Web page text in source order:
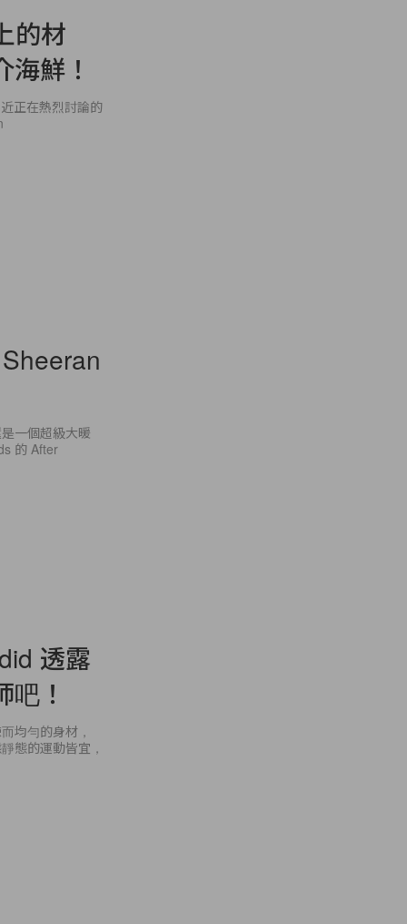
的材
鮮！
正在熱烈討論的
一個超級大暖
的 After
透露
！
均勻的身材，
態的運動皆宜，